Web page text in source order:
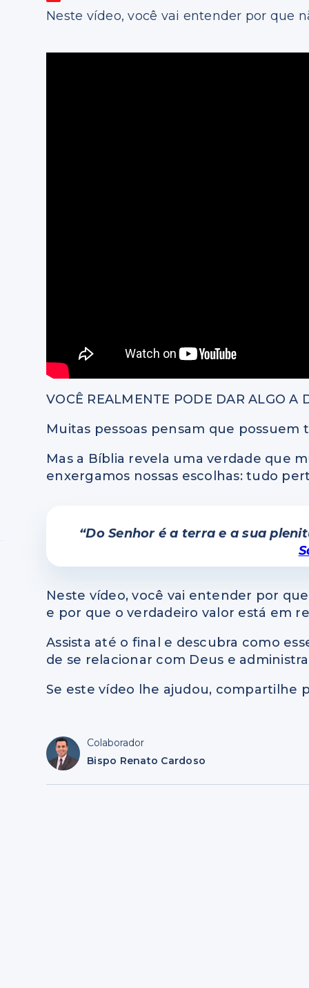
Neste vídeo, você vai entender por que
VOCÊ REALMENTE PODE DAR ALGO A
Muitas pessoas pensam que
Mas a Bíblia revela uma verdade que
enxergamos nossas escolhas: tudo
“Do Senhor é a terra e a sua
Neste vídeo, você vai entender por
e por que o verdadeiro valor está em
Assista até o final e descubra como
de se relacionar com Deus e
Se este vídeo lhe ajudou, compartilhe
Colaborador
Bispo Renato Cardoso